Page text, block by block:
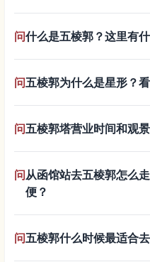
问什么是五棱郭？这里有
问五棱郭为什么是星形？
问五棱郭塔营业时间和观
问从函馆站去五棱郭怎么
便？
问五棱郭什么时候最适合